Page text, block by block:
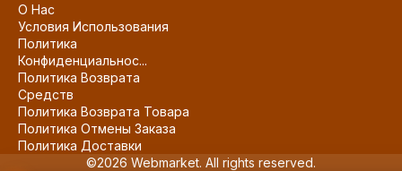
О Нас
Условия Использования
Политика
Конфиденциальнос...
Политика Возврата
Средств
Политика Возврата Товара
Политика Отмены Заказа
Политика Доставки
©2026 Webmarket. All rights reserved.